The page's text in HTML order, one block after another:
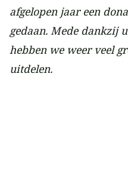
afgelopen jaar een
gedaan. Mede dankzij
hebben we weer veel
uitdelen.